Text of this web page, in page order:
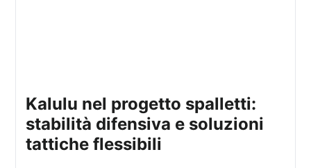
kalulu nel progetto spalletti:
stabilità difensiva e soluzioni
tattiche flessibili